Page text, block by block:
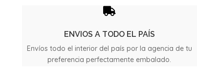
cantidad

ENVIOS A TODO EL PAÍS
Envíos todo el interior del país por la agencia de tu
preferencia perfectamente embalado.